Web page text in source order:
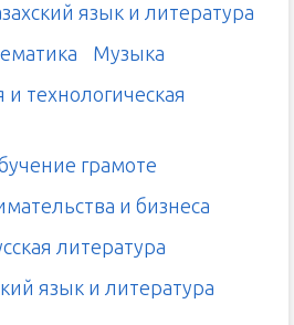
язык и литература
Музыка
технологическая
грамоте
и бизнеса
литература
язык и литература